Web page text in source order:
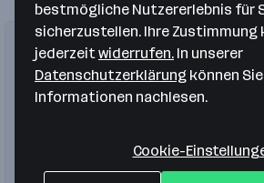
bestmögliche Nutzererlebnis für
sicherzustellen. Ihre Zustimmung
jederzeitwiderrufen. In unserer
Datenschutzerklärung können
Informationen nachlesen.
Cookie-